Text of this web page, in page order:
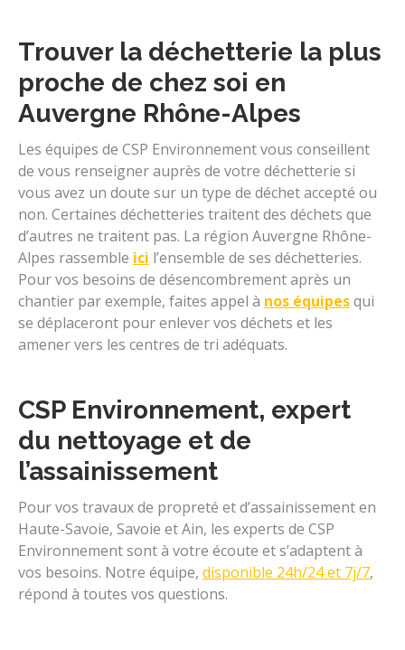
Trouver la déchetterie la plus
proche de chez soi en
Auvergne Rhône-Alpes
Les équipes de CSP Environnement vous conseillent
de vous renseigner auprès de votre déchetterie si
vous avez un doute sur un type de déchet accepté ou
non. Certaines déchetteries traitent des déchets que
d’autres ne traitent pas. La région Auvergne Rhône-
Alpes rassemble ici l’ensemble de ses déchetteries.
Pour vos besoins de désencombrement après un
chantier par exemple, faites appel à nos équipesqui
se déplaceront pour enlever vos déchets et les
amener vers les centres de tri adéquats.
CSP Environnement, expert
du nettoyage et de
l’assainissement
Pour vos travaux de propreté et d’assainissement en
Haute-Savoie, Savoie et Ain, les experts de CSP
Environnement sont à votre écoute et s’adaptent à
vos besoins. Notre équipe, disponible 24h/24 et 7j/7,
répond à toutes vos questions.